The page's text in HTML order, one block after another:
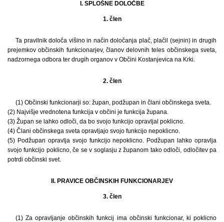
I. SPLOŠNE DOLOČBE
1. člen
Ta pravilnik določa višino in način določanja plač, plačil (sejnin) in drugih
prejemkov občinskih funkcionarjev, članov delovnih teles občinskega sveta,
nadzornega odbora ter drugih organov v Občini Kostanjevica na Krki.
2. člen
(1) Občinski funkcionarji so: župan, podžupan in člani občinskega sveta.
(2) Najvišje vrednotena funkcija v občini je funkcija župana.
(3) Župan se lahko odloči, da bo svojo funkcijo opravljal poklicno.
(4) Člani občinskega sveta opravljajo svojo funkcijo nepoklicno.
(5) Podžupan opravlja svojo funkcijo nepoklicno. Podžupan lahko opravlja
svojo funkcijo poklicno, če se v soglasju z županom tako odloči, odločitev pa
potrdi občinski svet.
II. PRAVICE OBČINSKIH FUNKCIONARJEV
3. člen
(1) Za opravljanje občinskih funkcij ima občinski funkcionar, ki poklicno